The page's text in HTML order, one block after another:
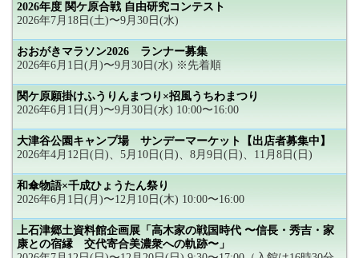
2026年度 関ケ原合戦 自由研究コンテスト
2026年7月18日(土)〜9月30日(水)
おおがきマラソン2026 ランナー募集
2026年6月1日(月)〜9月30日(水) ※先着順
関ケ原願掛けふうりんまつり×招風うちわまつり
2026年6月1日(月)〜9月30日(水) 10:00〜16:00
大津谷公園キャンプ場 サンデーマーケット【出店者募集中】
2026年4月12日(日)、5月10日(日)、8月9日(日)、11月8日(日)
和傘物語×千成ひょうたん祭り
2026年6月1日(月)〜12月10日(木) 10:00〜16:00
上石津郷土資料館企画展「高木家の戦国時代 〜信長・秀吉・家
康との宿縁 交代寄合美濃衆への軌跡〜」